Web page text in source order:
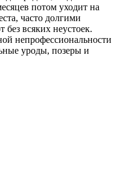
потом уходит на
часто долгими
всяких неустоек.
непрофессиональности
уроды, позеры и